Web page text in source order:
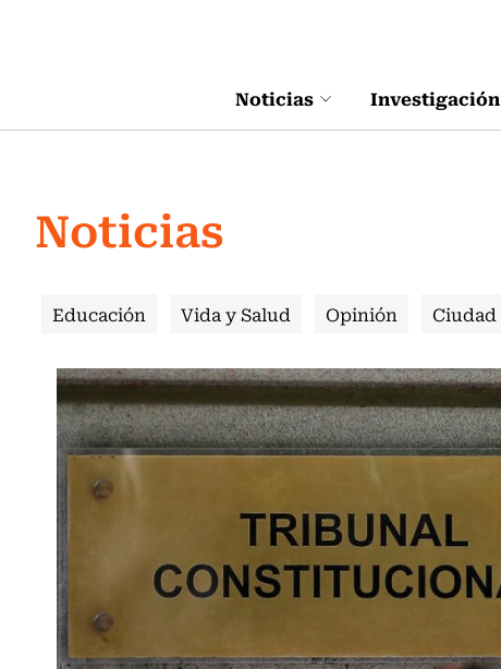
Noticias Investigación
Noticias
Educación Vida y Salud Opinión Ciudad